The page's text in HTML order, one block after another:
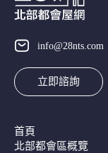
info@28nts.com
立即諮詢
首頁
北部都會區概覽​